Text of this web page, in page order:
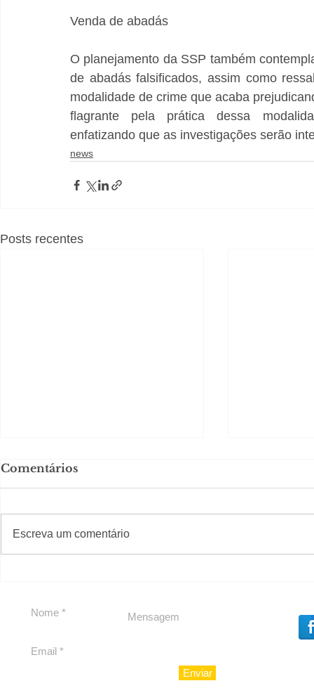
Venda de abadás
O planejamento da SSP também
de abadás falsificados, assim como
modalidade de crime que acaba
flagrante pela prática dessa
enfatizando que as investigações serão
news
Posts recentes
Comentários
Escreva um comentário
#Sugestões
Enviar